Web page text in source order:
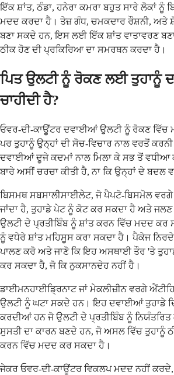
ਇੱਕ ਸ਼ਾਂਤ, ਠੰਡਾ, ਹਨੇਰਾ ਕਮਰਾ ਬਹੁਤ ਸਾਰੇ ਲੋਕਾਂ ਨੂੰ
ਮਦਦ ਕਰਦਾ ਹੈ। ਤੇਜ਼ ਗੰਧ, ਚਮਕਦਾਰ ਰੌਸ਼ਨੀ, ਅਤੇ
ਬਣਾ ਸਕਦੇ ਹਨ, ਇਸ ਲਈ ਇੱਕ ਸ਼ਾਂਤ ਵਾਤਾਵਰਣ
ਠੀਕ ਹੋਣ ਦੀ ਪ੍ਰਕਿਰਿਆ ਦਾ ਸਮਰਥਨ ਕਰਦਾ ਹੈ।
ਪਿਤ ਉਲਟੀ ਨੂੰ ਰੋਕਣ ਲਈ ਤੁਹਾਨੂੰ
ਚਾਹੀਦੀ ਹੈ?
ਓਵਰ-ਦੀ-ਕਾਊਂਟਰ ਦਵਾਈਆਂ ਉਲਟੀ ਨੂੰ ਰੋਕਣ
ਪਰ ਤੁਹਾਨੂੰ ਉਨ੍ਹਾਂ ਦੀ ਸੋਚ-ਵਿਚਾਰ ਨਾਲ ਵਰਤੋਂ
ਦਵਾਈਆਂ ਦੂਜੇ ਕਦਮਾਂ ਨਾਲ ਮਿਲਾ ਕੇ ਸਭ ਤੋਂ ਵਧੀਆ
ਬਾਰੇ ਅਸੀਂ ਚਰਚਾ ਕੀਤੀ ਹੈ, ਨਾ ਕਿ ਉਨ੍ਹਾਂ ਦੇ ਬਦਲ
ਬਿਸਮਥ ਸਬਸਾਲੀਸਾਈਲੇਟ, ਜੋ ਪੈਪਟੋ-ਬਿਸਮੋਲ
ਜਾਂਦਾ ਹੈ, ਤੁਹਾਡੇ ਪੇਟ ਨੂੰ ਕੋਟ ਕਰ ਸਕਦਾ ਹੈ ਅਤੇ
ਉਲਟੀ ਦੇ ਪ੍ਰਤੀਬਿੰਬ ਨੂੰ ਸ਼ਾਂਤ ਕਰਨ ਵਿੱਚ ਮਦਦ ਕਰ
ਨੂੰ ਵਧੇਰੇ ਸ਼ਾਂਤ ਮਹਿਸੂਸ ਕਰਾ ਸਕਦਾ ਹੈ। ਪੈਕੇਜ
ਪਾਲਣ ਕਰੋ ਅਤੇ ਜਾਣੋ ਕਿ ਇਹ ਅਸਥਾਈ ਤੌਰ 'ਤੇ
ਕਰ ਸਕਦਾ ਹੈ, ਜੋ ਕਿ ਨੁਕਸਾਨਦੇਹ ਨਹੀਂ ਹੈ।
ਡਾਈਮਨਹਾਈਡ੍ਰਿਨਾਟ ਜਾਂ ਮੇਕਲੀਜ਼ੀਨ ਵਰਗੇ
ਉਲਟੀ ਨੂੰ ਘਟਾ ਸਕਦੇ ਹਨ। ਇਹ ਦਵਾਈਆਂ ਤੁਹਾਡੇ
ਕਰਦੀਆਂ ਹਨ ਜੋ ਉਲਟੀ ਦੇ ਪ੍ਰਤੀਬਿੰਬ ਨੂੰ
ਸੁਸਤੀ ਦਾ ਕਾਰਨ ਬਣਦੇ ਹਨ, ਜੋ ਅਸਲ ਵਿੱਚ ਤੁਹਾਨੂੰ
ਕਰਨ ਵਿੱਚ ਮਦਦ ਕਰ ਸਕਦਾ ਹੈ।
ਜੇਕਰ ਓਵਰ-ਦੀ-ਕਾਊਂਟਰ ਵਿਕਲਪ ਮਦਦ ਨਹੀਂ ਕਰਦੇ,